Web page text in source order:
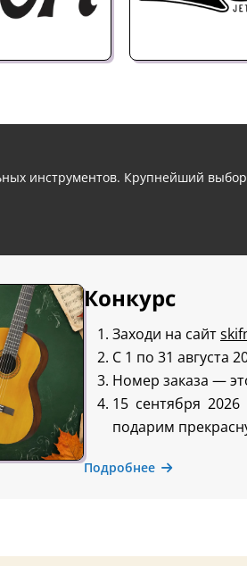
инструментов. Крупнейший выбор
Конкурс
Заходи на сайт
С 1 по 31 августа
Номер заказа —
15 сентября
подарим
Подробнее